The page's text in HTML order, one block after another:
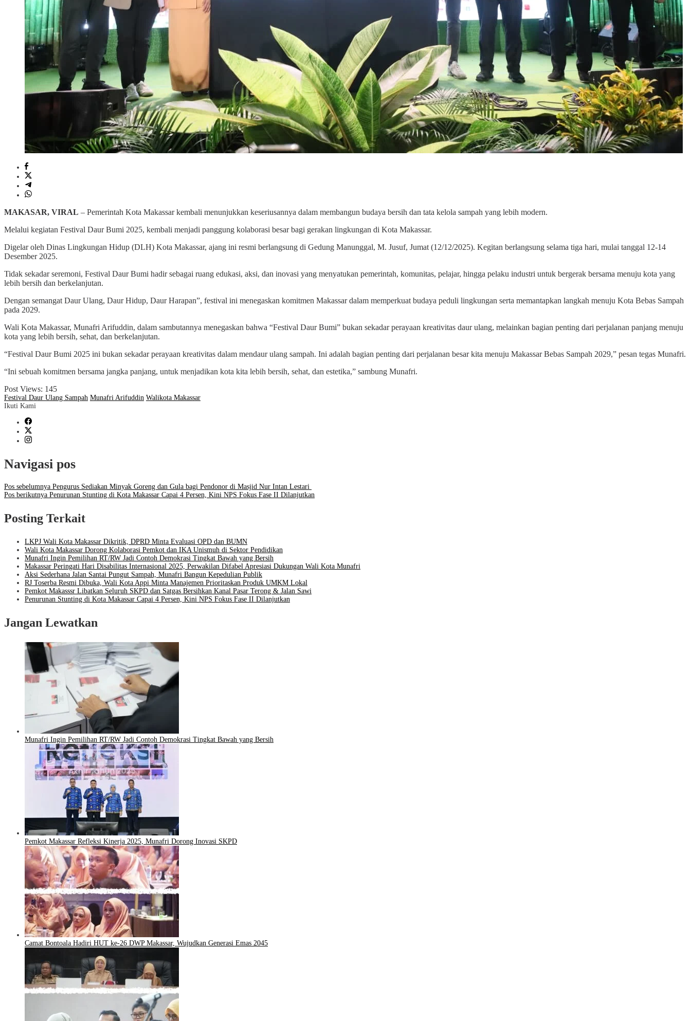
MAKASAR, VIRAL – Pemerintah Kota Makassar kembali menunjukkan keseriusannya dalam membangun budaya bersih dan tata kelola sampah yang lebih modern.
Melalui kegiatan Festival Daur Bumi 2025, kembali menjadi panggung kolaborasi besar bagi gerakan lingkungan di Kota Makassar.
Digelar oleh Dinas Lingkungan Hidup (DLH) Kota Makassar, ajang ini resmi berlangsung di Gedung Manunggal, M. Jusuf, Jumat (12/12/2025). Kegitan berlangsung selama tiga hari, mulai tanggal 12-14
Desember 2025.
Tidak sekadar seremoni, Festival Daur Bumi hadir sebagai ruang edukasi, aksi, dan inovasi yang menyatukan pemerintah, komunitas, pelajar, hingga pelaku industri untuk bergerak bersama menuju kota yang
lebih bersih dan berkelanjutan.
Dengan semangat Daur Ulang, Daur Hidup, Daur Harapan”, festival ini menegaskan komitmen Makassar dalam memperkuat budaya peduli lingkungan serta memantapkan langkah menuju Kota Bebas Sampah
pada 2029.
Wali Kota Makassar, Munafri Arifuddin, dalam sambutannya menegaskan bahwa “Festival Daur Bumi” bukan sekadar perayaan kreativitas daur ulang, melainkan bagian penting dari perjalanan panjang menuju
kota yang lebih bersih, sehat, dan berkelanjutan.
“Festival Daur Bumi 2025 ini bukan sekadar perayaan kreativitas dalam mendaur ulang sampah. Ini adalah bagian penting dari perjalanan besar kita menuju Makassar Bebas Sampah 2029,” pesan tegas Munafri.
“Ini sebuah komitmen bersama jangka panjang, untuk menjadikan kota kita lebih bersih, sehat, dan estetika,” sambung Munafri.
Post Views: 145
Festival Daur Ulang Sampah Munafri Arifuddin Walikota Makassar
Ikuti Kami
Navigasi pos
Pos sebelumnya Pengurus Sediakan Minyak Goreng dan Gula bagi Pendonor di Masjid Nur Intan Lestari
Pos berikutnya Penurunan Stunting di Kota Makassar Capai 4 Persen, Kini NPS Fokus Fase II Dilanjutkan
Posting Terkait
LKPJ Wali Kota Makassar Dikritik, DPRD Minta Evaluasi OPD dan BUMN
Wali Kota Makassar Dorong Kolaborasi Pemkot dan IKA Unismuh di Sektor Pendidikan
Munafri Ingin Pemilihan RT/RW Jadi Contoh Demokrasi Tingkat Bawah yang Bersih
Makassar Peringati Hari Disabilitas Internasional 2025, Perwakilan Difabel Apresiasi Dukungan Wali Kota Munafri
Aksi Sederhana Jalan Santai Pungut Sampah, Munafri Bangun Kepedulian Publik
RJ Toserba Resmi Dibuka, Wali Kota Appi Minta Manajemen Prioritaskan Produk UMKM Lokal
Pemkot Makasssr Libatkan Seluruh SKPD dan Satgas Bersihkan Kanal Pasar Terong & Jalan Sawi
Penurunan Stunting di Kota Makassar Capai 4 Persen, Kini NPS Fokus Fase II Dilanjutkan
Jangan Lewatkan
Munafri Ingin Pemilihan RT/RW Jadi Contoh Demokrasi Tingkat Bawah yang Bersih
Pemkot Makassar Refleksi Kinerja 2025, Munafri Dorong Inovasi SKPD
Camat Bontoala Hadiri HUT ke-26 DWP Makassar, Wujudkan Generasi Emas 2045